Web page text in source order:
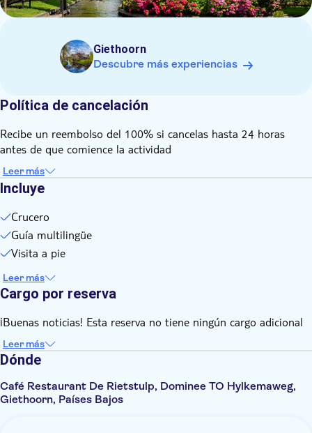
Giethoorn
Descubre más experiencias
Política de cancelación
Recibe un reembolso del 100% si cancelas hasta 24 horas
antes de que comience la actividad
Leer más
Incluye
Crucero
Guía multilingüe
Visita a pie
Leer más
Cargo por reserva
¡Buenas noticias! Esta reserva no tiene ningún cargo adicional
Leer más
Dónde
Café Restaurant De Rietstulp, Dominee TO Hylkemaweg,
Giethoorn, Países Bajos